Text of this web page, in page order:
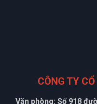
CÔNG TY
Văn phòng: Số 918